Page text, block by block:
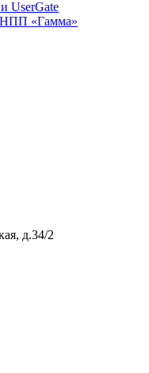
UserGate
«Гамма»
д.34/2